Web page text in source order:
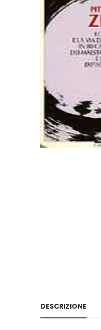
DESCRIZIONE